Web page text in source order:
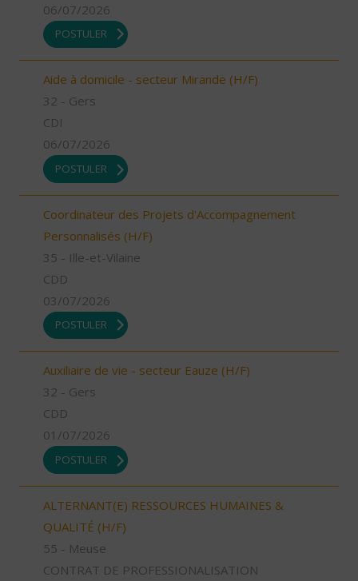
06/07/2026
POSTULER
Aide à domicile - secteur Mirande (H/F)
32 - Gers
CDI
06/07/2026
POSTULER
Coordinateur des Projets d'Accompagnement
Personnalisés (H/F)
35 - Ille-et-Vilaine
CDD
03/07/2026
POSTULER
Auxiliaire de vie - secteur Eauze (H/F)
32 - Gers
CDD
01/07/2026
POSTULER
ALTERNANT(E) RESSOURCES HUMAINES &
QUALITÉ (H/F)
55 - Meuse
CONTRAT DE PROFESSIONALISATION